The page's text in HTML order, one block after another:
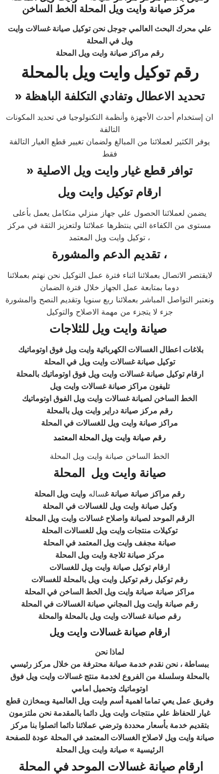
مركز صيانة وايت ويل المحلة الخط الساخن
علي محرك البحث العالمي جوجل نحن توكيل صيانة غسالات وايت
ويل في المحلة
رقم مراكز صيانة وايت ويل المحلة
رقم توكيلوايت ويل بالمحلة
» تحديد الاعطال وتفادي التكلفة الباهظة
ان إستخدام أحدث الأجهزة وأنظمة التكنولوجيا في تحديد المكونات
التالفة
يوفر الكثير لعملائنا من المبالغ ولضمان تغيير قطع الغيار التالفة
فقط
» توافر قطع غيار وايت ويل الاصلية
ارقام توكيل وايت ويل
يضمن لعملائنا الحصول علي جهاز منزلي متكامل يعمل بأعلى
مستوى من الكفاءة التي ينتظرها عملائنا ولتعزيز الثقة في مركز
توكيل وايت ويل المعتمد ،
تقديم الدعم والمشورة ،
لايقتصر الاتصال بعملائنا اثناء فترة عمل التوكيل نحن نهتم بعملائنا
دوما بمتابعة عمل الجهاز خلال فترة الضمان
ونعتبر التواصل المباشر بعملائنا ربع سنويا وتقديم النصح والمشورة
جزء لا يتجزء من مهمة الاصلاح والتوكيل
صيانة وايت ويل للثلاجات
بلاغات اعطال الغسالات الكهربائية وايت ويل فوق اوتوماتيك
توكيل صيانة غسالات وايت ويل في المحلة
ارقام توكيل صيانة غسالات وايت ويل فوق اوتوماتيك بالمحلة
تليفون مراكز صيانة غسالات وايت ويل
الخط الساخن لصيانة غسالات وايت ويل الفوق اوتوماتيك
رقم مركز صيانة دراير وايت ويل بالمحلة
مراكز صيانة وايت ويل للغسالات في المحلة
رقم صيانة وايت ويل المحلة المعتمد
الخط الساخن صيانة وايت ويل المحلة
صيانة وايت ويل المحلة
رقم مراكز صيانة صيانة غساله وايت ويل المحلة
وكيل صيانة وايت ويل للغسالات في المحلة
الرقم الموحد لصيانة واصلاح غسالات وايت ويل المحلة
توكيلات منتجات وايت ويل للغسالات المحلة
صيانة مجفف وايت ويل المعتمد في المحلة
مركز صيانة ثلاجة وايت ويل المحلة
ارقام توكيل صيانة وايت ويل للغسالات
رقم توكيل رقم توكيل وايت ويل بالمحلة للغسالات
مراكز صيانة صيانة وايت ويل الخط الساخن في المحلة
رقم صيانة وايت ويل المجاني صيانة الغسالات في المحلة
رقم صيانة غسالات وايت ويل بالمحلة والمحلة
ارقام صيانة غسالات وايت ويل
لماذا نحن
ببساطة ، نحن نقدم خدمة صيانة محترفة من خلال مركز رئيسي
بالمحلة وسلسلة من الفروع لخدمة منتج غسالات وايت ويل فوق
اوتوماتيك وتحميل امامي
وفريق عمل يعي تماما اهمية أسم وايت ويل العالمية وبمخازن قطع
غيار للحفاظ علي منتجات وايت ويل دائما بالمقدمة نحن ملتزمون
بتقديم خدمة بأسعار محددة وترضي عملائنا دائما اتصلوا بنا مركز
صيانة وايت ويل لاصلاح الغسالات المعتمد في المحلة عودة للصفحة
الرئيسية » صيانة وايت ويل المحلة
ارقام صيانة غسالات الموحد في المحلة